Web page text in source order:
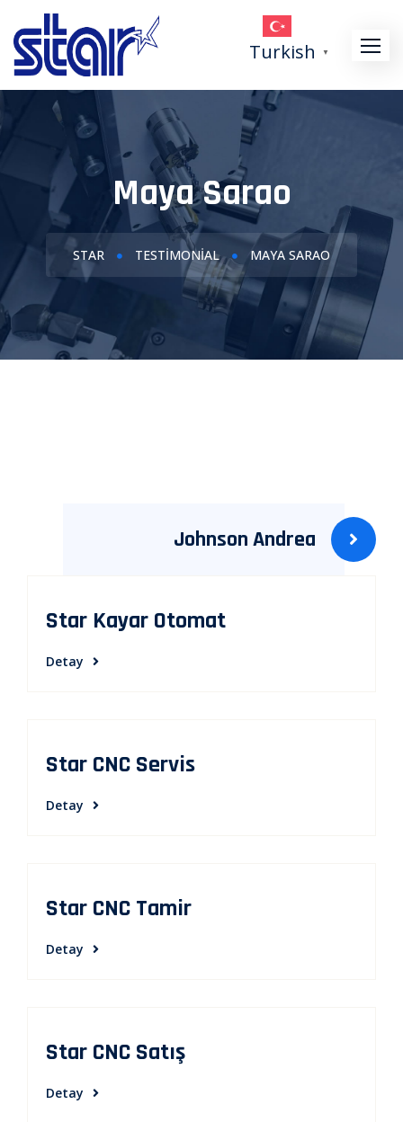
content
Turkish ▼
Maya Sarao
STAR TESTIMONIAL MAYA SARAO
Johnson Andrea
Star Kayar Otomat
Detay
Star CNC Servis
Detay
Star CNC Tamir
Detay
Star CNC Satış
Detay